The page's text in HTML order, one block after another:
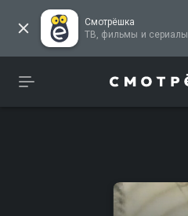
Смотрёшка
ТВ, фильмы и сериалы